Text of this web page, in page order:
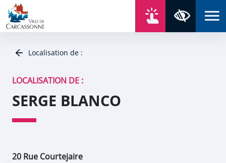
Aller au contenu
Aller au menu
Aller au plan du site
Aller à la recherche
Localisation de :
LOCALISATION DE :
SERGE BLANCO
20 Rue Courtejaire
Panneau de gestion des cookies